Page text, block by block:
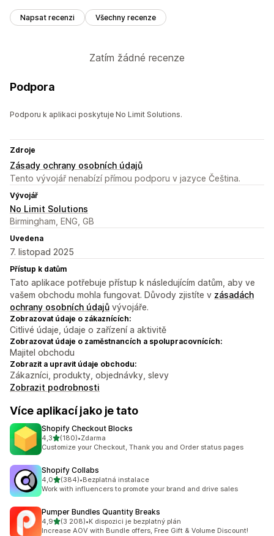
Napsat recenzi Všechny recenze
Zatím žádné recenze
Podpora
Podporu k aplikaci poskytuje No Limit Solutions.
Zdroje
Zásady ochrany osobních údajů
Tento vývojář nenabízí přímou podporu v jazyce Čeština.
Vývojář
No Limit Solutions
Birmingham, ENG, GB
Uvedena
7. listopad 2025
Přístup k datům
Tato aplikace potřebuje přístup k následujícím datům, aby ve
vašem obchodu mohla fungovat. Důvody zjistíte v zásadách
ochrany osobních údajů vývojáře.
Zobrazovat údaje o zákaznících:
Citlivé údaje, údaje o zařízení a aktivitě
Zobrazovat údaje o zaměstnancích a spolupracovnících:
Majitel obchodu
Zobrazit a upravit údaje obchodu:
Zákazníci, produkty, objednávky, slevy
Zobrazit podrobnosti
Více aplikací jako je tato
Shopify Checkout Blocks
4,3z 5 hvězd
(180)
Celkový počet recenzí: 180
•Zdarma
Customize your Checkout, Thank you and Order status pages
Shopify Collabs
4,0z 5 hvězd
(384)
Celkový počet recenzí: 384
•Bezplatná instalace
Work with influencers to promote your brand and drive sales
Pumper Bundles Quantity Breaks
4,9z 5 hvězd
(3 208)
Celkový počet recenzí: 3208
•K dispozici je bezplatný plán
Increase AOV with Bundle offers, Free Gift & Volume Discount!